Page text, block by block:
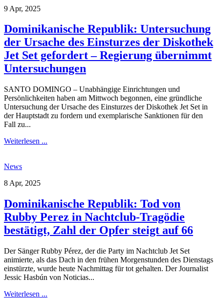
9 Apr, 2025
Dominikanische Republik: Untersuchung
der Ursache des Einsturzes der Diskothek
Jet Set gefordert – Regierung übernimmt
Untersuchungen
SANTO DOMINGO – Unabhängige Einrichtungen und
Persönlichkeiten haben am Mittwoch begonnen, eine gründliche
Untersuchung der Ursache des Einsturzes der Diskothek Jet Set in
der Hauptstadt zu fordern und exemplarische Sanktionen für den
Fall zu...
Weiterlesen ...
News
8 Apr, 2025
Dominikanische Republik: Tod von
Rubby Perez in Nachtclub-Tragödie
bestätigt, Zahl der Opfer steigt auf 66
Der Sänger Rubby Pérez, der die Party im Nachtclub Jet Set
animierte, als das Dach in den frühen Morgenstunden des Dienstags
einstürzte, wurde heute Nachmittag für tot gehalten. Der Journalist
Jessic Hasbún von Noticias...
Weiterlesen ...